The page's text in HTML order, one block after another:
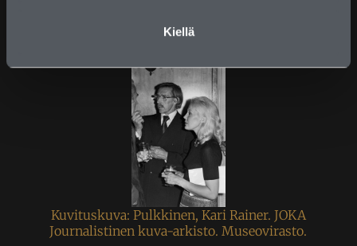
Kiellä
pikkutakin uupuminen saattoi johtaa vierailuun portieerin
Kuvituskuva: Pulkkinen, Kari Rainer. JOKA
Journalistinen kuva-arkisto. Museovirasto.